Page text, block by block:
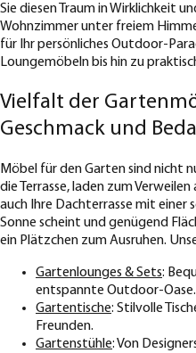
Sie diesen Traum in Wirklichkeit
Wohnzimmer unter freiem
für Ihr persönliches Outdoor-
Loungemöbeln bis hin zu
Vielfalt der
Geschmack und
Möbel für den Garten sind nicht
die Terrasse, laden zum
auch Ihre Dachterrasse mit einer
Sonne scheint und genügend
ein Plätzchen zum Ausruhen.
Gartenlounges & Sets:
entspannte Outdoor-Oase.
Gartentische: Stilvolle
Freunden.
Gartenstühle: Von